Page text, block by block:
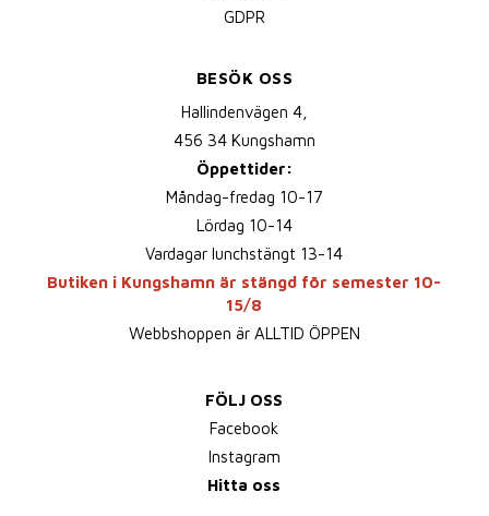
GDPR
BESÖK OSS
Hallindenvägen 4,
456 34 Kungshamn
Öppettider:
Måndag-fredag 10-17
Lördag 10-14
Vardagar lunchstängt 13-14
Butiken i Kungshamn är stängd för semester 10-
15/8
Webbshoppen är ALLTID ÖPPEN
FÖLJ OSS
Facebook
Instagram
Hitta oss